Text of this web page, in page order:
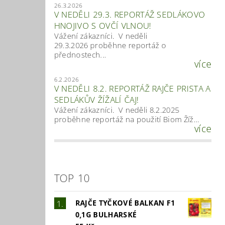
26.3.2026
V NEDĚLI 29.3. REPORTÁŽ SEDLÁKOVO
HNOJIVO S OVČÍ VLNOU!
Vážení zákazníci. V neděli
29.3.2026 proběhne reportáž o
přednostech...
více
6.2.2026
V NEDĚLI 8.2. REPORTÁŽ RAJČE PRISTA A
SEDLÁKŮV ŽÍŽALÍ ČAJ!
Vážení zákazníci. V neděli 8.2.2025
proběhne reportáž na použití Biom Žíž...
více
TOP 10
RAJČE TYČKOVÉ BALKAN F1
0,1G BULHARSKÉ